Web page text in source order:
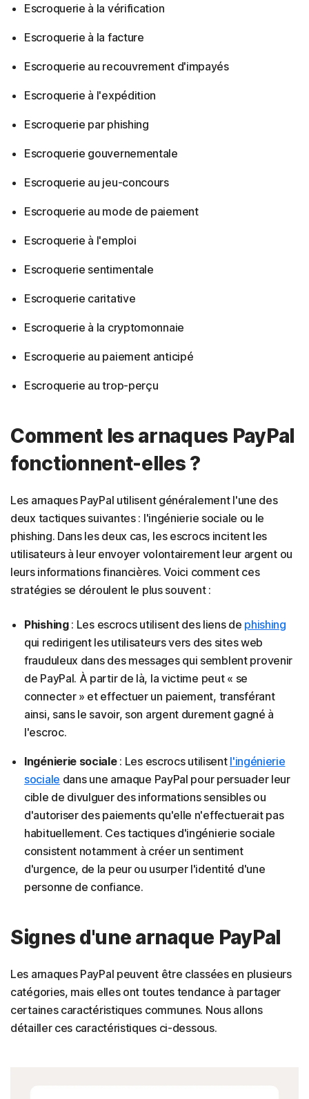
Escroquerie à la vérification
Escroquerie à la facture
Escroquerie au recouvrement d'impayés
Escroquerie à l'expédition
Escroquerie par phishing
Escroquerie gouvernementale
Escroquerie au jeu-concours
Escroquerie au mode de paiement
Escroquerie à l'emploi
Escroquerie sentimentale
Escroquerie caritative
Escroquerie à la cryptomonnaie
Escroquerie au paiement anticipé
Escroquerie au trop-perçu
Comment les arnaques PayPal
fonctionnent-elles ?
Les arnaques PayPal utilisent généralement l'une des
deux tactiques suivantes : l'ingénierie sociale ou le
phishing. Dans les deux cas, les escrocs incitent les
utilisateurs à leur envoyer volontairement leur argent ou
leurs informations financières. Voici comment ces
stratégies se déroulent le plus souvent :
Phishing: Les escrocs utilisent des liens de phishing
qui redirigent les utilisateurs vers des sites web
frauduleux dans des messages qui semblent provenir
de PayPal. À partir de là, la victime peut « se
connecter » et effectuer un paiement, transférant
ainsi, sans le savoir, son argent durement gagné à
l'escroc.
Ingénierie sociale: Les escrocs utilisent l'ingénierie
sociale dans une arnaque PayPal pour persuader leur
cible de divulguer des informations sensibles ou
d'autoriser des paiements qu'elle n'effectuerait pas
habituellement. Ces tactiques d'ingénierie sociale
consistent notamment à créer un sentiment
d'urgence, de la peur ou usurper l'identité d'une
personne de confiance.
Signes d'une arnaque PayPal
Les arnaques PayPal peuvent être classées en plusieurs
catégories, mais elles ont toutes tendance à partager
certaines caractéristiques communes. Nous allons
détailler ces caractéristiques ci-dessous.